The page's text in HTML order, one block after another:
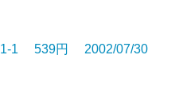
1 539円 2002/07/30